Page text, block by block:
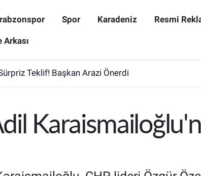
Spor Karadeniz Resmi
Arkası
Sürpriz Teklif! Başkan Arazi Önerdi